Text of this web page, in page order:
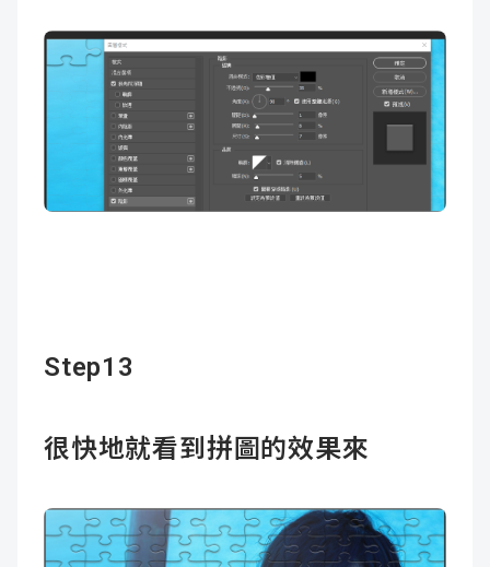
Step13
很快地就看到拼圖的效果來